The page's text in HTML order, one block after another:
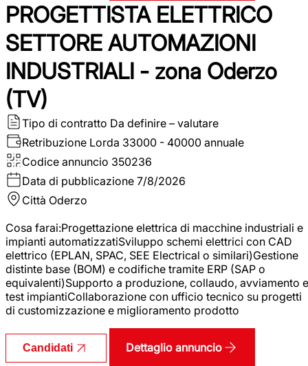
PROGETTISTA ELETTRICO
SETTORE AUTOMAZIONI
INDUSTRIALI - zona Oderzo
(TV)
Tipo di contratto Da definire – valutare
Retribuzione Lorda 33000 - 40000 annuale
Codice annuncio 350236
Data di pubblicazione 7/8/2026
Città Oderzo
Cosa farai:Progettazione elettrica di macchine industriali e
impianti automatizzatiSviluppo schemi elettrici con CAD
elettrico (EPLAN, SPAC, SEE Electrical o similari)Gestione
distinte base (BOM) e codifiche tramite ERP (SAP o
equivalenti)Supporto a produzione, collaudo, avviamento e
test impiantiCollaborazione con ufficio tecnico su progetti
di customizzazione e miglioramento prodotto
Candidati Dettaglio annuncio